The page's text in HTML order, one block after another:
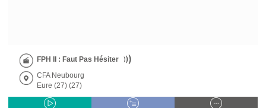
FPH II : Faut Pas Hésiter
CFA Neubourg
Eure (27) (27)